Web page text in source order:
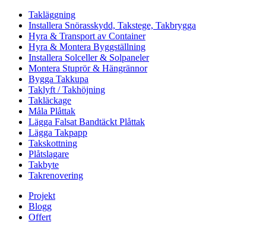
Takläggning
Installera Snörasskydd, Takstege, Takbrygga
Hyra & Transport av Container
Hyra & Montera Byggställning
Installera Solceller & Solpaneler
Montera Stuprör & Hängrännor
Bygga Takkupa
Taklyft / Takhöjning
Takläckage
Måla Plåttak
Lägga Falsat Bandtäckt Plåttak
Lägga Takpapp
Takskottning
Plåtslagare
Takbyte
Takrenovering
Projekt
Blogg
Offert